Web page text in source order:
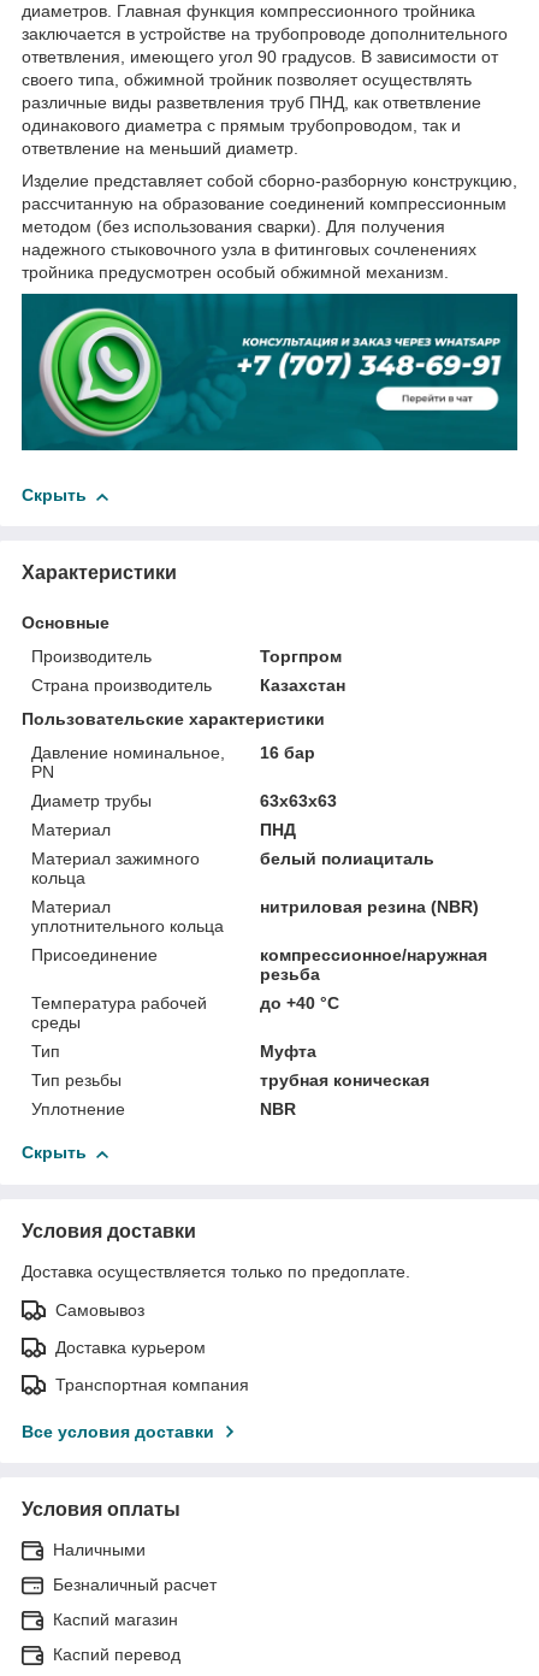
диаметров. Главная функция компрессионного тройника
заключается в устройстве на трубопроводе дополнительного
ответвления, имеющего угол 90 градусов. В зависимости от
своего типа, обжимной тройник позволяет осуществлять
различные виды разветвления труб ПНД, как ответвление
одинакового диаметра с прямым трубопроводом, так и
ответвление на меньший диаметр.
Изделие представляет собой сборно-разборную конструкцию,
рассчитанную на образование соединений компрессионным
методом (без использования сварки). Для получения
надежного стыковочного узла в фитинговых сочленениях
тройника предусмотрен особый обжимной механизм.
Скрыть
Характеристики
Основные
Производитель
Торгпром
Страна производитель
Казахстан
Пользовательские характеристики
Давление номинальное,
PN
16 бар
Диаметр трубы
63x63x63
Материал
ПНД
Материал зажимного
кольца
белый полиациталь
Материал
уплотнительного кольца
нитриловая резина (NBR)
Присоединение
компрессионное/наружная
резьба
Температура рабочей
среды
до +40 °C
Тип
Муфта
Тип резьбы
трубная коническая
Уплотнение
NBR
Скрыть
Условия доставки
Доставка осуществляется только по предоплате.
Самовывоз
Доставка курьером
Транспортная компания
Все условия доставки
Условия оплаты
Наличными
Безналичный расчет
Каспий магазин
Каспий перевод